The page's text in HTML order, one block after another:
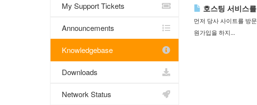
호스팅 서비스
먼저 당사 사이트를 방
원가입을 하지...
My Support Tickets
Announcements
Knowledgebase
Downloads
Network Status